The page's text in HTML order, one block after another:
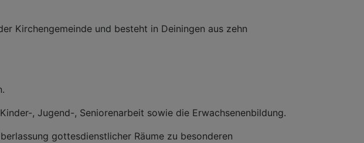
Kirchengemeinde und besteht in Deiningen aus zehn
, Jugend-, Seniorenarbeit sowie die Erwachsenenbildung.
gottesdienstlicher Räume zu besonderen